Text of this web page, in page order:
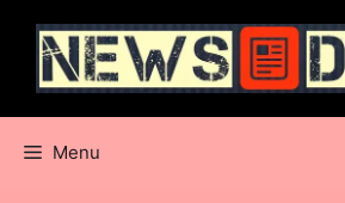
content
Menu